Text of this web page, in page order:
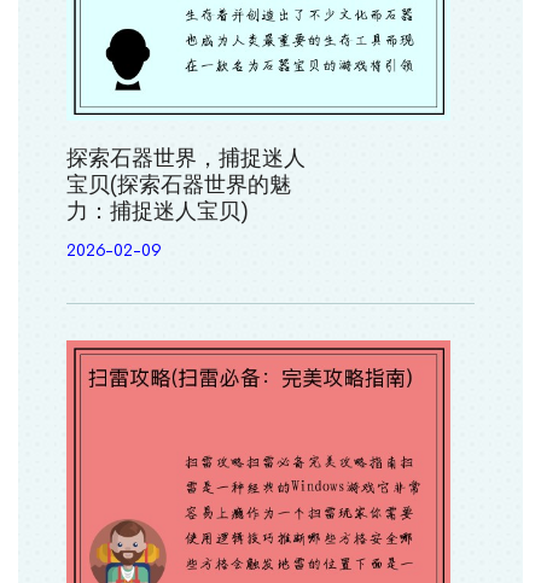
探索石器世界，捕捉迷人
宝贝(探索石器世界的魅
力：捕捉迷人宝贝)
2026-02-09